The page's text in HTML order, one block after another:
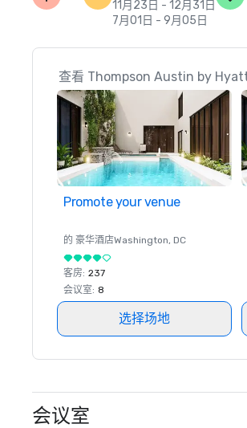
11月23日 - 12月31日
7月01日 - 9月05日
查看 Thompson Austin by
Promote your venue
的 豪华酒店Washington, DC
客房: 237
会议室: 8
选择场地
会议室